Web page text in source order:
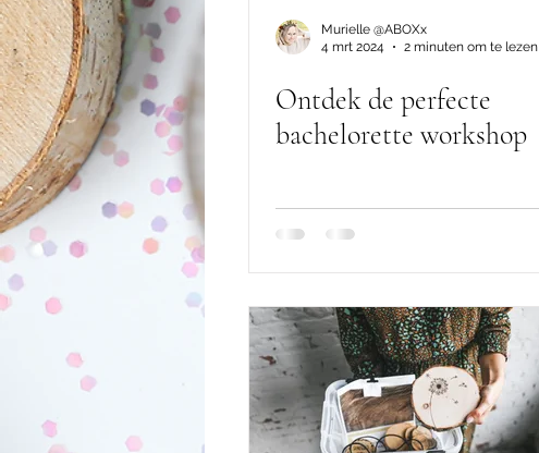
Murielle @ABOXx
4 mrt 2024
2 minuten om te lezen
Ontdek de perfecte
bachelorette workshop